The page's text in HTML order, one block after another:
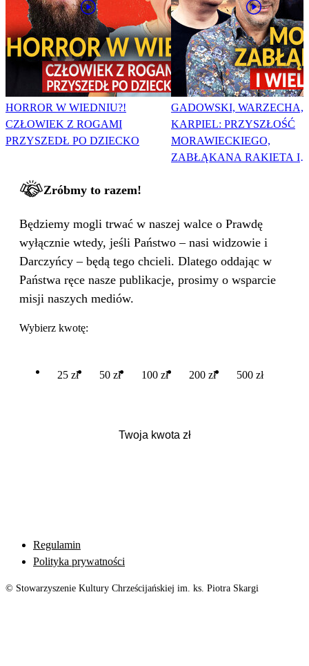
HORROR W WIEDNIU?!
CZŁOWIEK Z ROGAMI
PRZYSZEDŁ PO DZIECKO
GADOWSKI, WARZECHA,
KARPIEL: PRZYSZŁOŚĆ
MORAWIECKIEGO,
ZABŁĄKANA RAKIETA I
Zróbmy to razem!
Będziemy mogli trwać w naszej walce o Prawdę
wyłącznie wtedy, jeśli Państwo – nasi widzowie i
Darczyńcy – będą tego chcieli. Dlatego oddając w
Państwa ręce nasze publikacje, prosimy o wsparcie
misji naszych mediów.
Wybierz kwotę:
25 zł 50 zł 100 zł 200 zł 500 zł
Regulamin
Polityka prywatności
© Stowarzyszenie Kultury Chrześcijańskiej im. ks. Piotra Skargi